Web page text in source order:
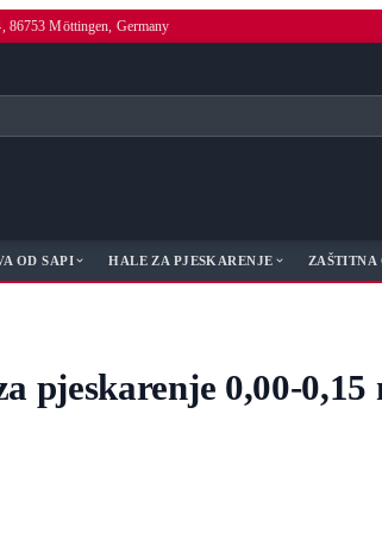
86753 Möttingen, Germany
OD SAPI HALE ZA PJESKARENJE ZAŠTITNA
pjeskarenje 0,00-0,15